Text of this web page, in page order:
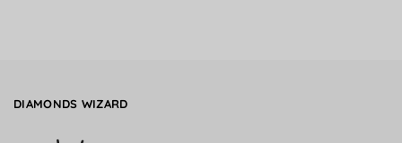
DIAMONDS WIZARD